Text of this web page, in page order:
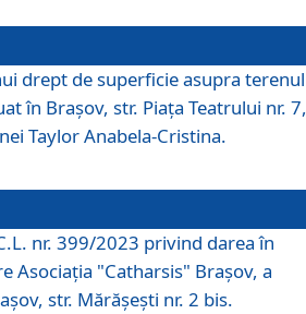
drept de superficie asupra
în Brașov, str. Piața Teatrului nr. 7,
Taylor Anabela-Cristina.
nr. 399/2023 privind darea în
Asociaţia "Catharsis" Brașov, a
str. Mărăşeşti nr. 2 bis.